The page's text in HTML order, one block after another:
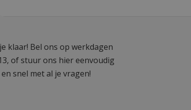
klaar! Bel ons op werkdagen
of stuur ons hier eenvoudig
snel met al je vragen!